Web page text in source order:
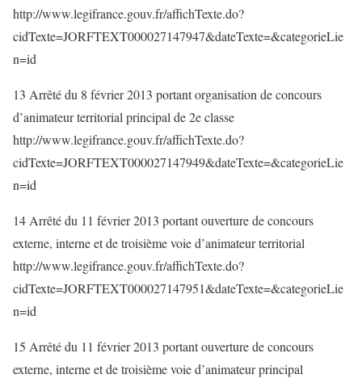
http://www.legifrance.gouv.fr/affichTexte.do?
cidTexte=JORFTEXT000027147947&dateTexte=&categorieLie
n=id
13 Arrêté du 8 février 2013 portant organisation de concours
d’animateur territorial principal de 2e classe
http://www.legifrance.gouv.fr/affichTexte.do?
cidTexte=JORFTEXT000027147949&dateTexte=&categorieLie
n=id
14 Arrêté du 11 février 2013 portant ouverture de concours
externe, interne et de troisième voie d’animateur territorial
http://www.legifrance.gouv.fr/affichTexte.do?
cidTexte=JORFTEXT000027147951&dateTexte=&categorieLie
n=id
15 Arrêté du 11 février 2013 portant ouverture de concours
externe, interne et de troisième voie d’animateur principal